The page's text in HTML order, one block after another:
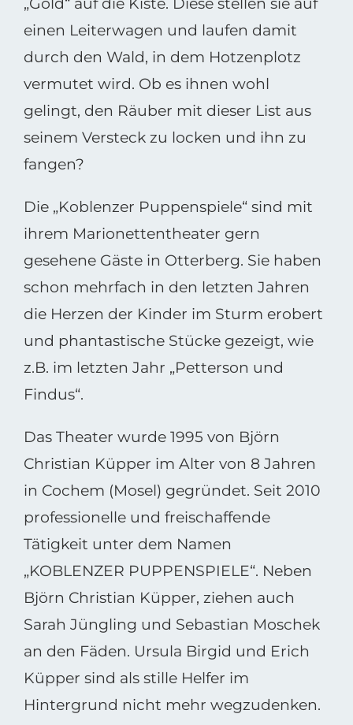
einen Leiterwagen und laufen damit
durch den Wald, in dem Hotzenplotz
vermutet wird. Ob es ihnen wohl
gelingt, den Räuber mit dieser List aus
seinem Versteck zu locken und ihn zu
fangen?
Die „Koblenzer Puppenspiele“ sind mit
ihrem Marionettentheater gern
gesehene Gäste in Otterberg. Sie haben
schon mehrfach in den letzten Jahren
die Herzen der Kinder im Sturm erobert
und phantastische Stücke gezeigt, wie
z.B. im letzten Jahr „Petterson und
Findus“.
Das Theater wurde 1995 von Björn
Christian Küpper im Alter von 8 Jahren
in Cochem (Mosel) gegründet. Seit 2010
professionelle und freischaffende
Tätigkeit unter dem Namen
„KOBLENZER PUPPENSPIELE“. Neben
Björn Christian Küpper, ziehen auch
Sarah Jüngling und Sebastian Moschek
an den Fäden. Ursula Birgid und Erich
Küpper sind als stille Helfer im
Hintergrund nicht mehr wegzudenken.